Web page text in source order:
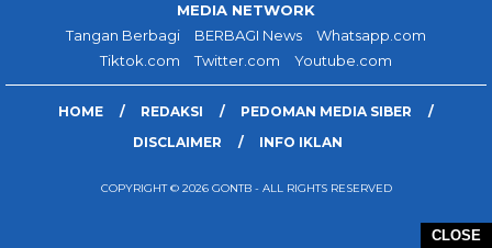
CLOSE
MEDIA NETWORK
Tangan Berbagi
BERBAGI News
Whatsapp.com
Tiktok.com
Twitter.com Youtube.com
HOME REDAKSI
PEDOMAN MEDIA SIBER
DISCLAIMER
INFO IKLAN
COPYRIGHT © 2026 GONTB - ALL RIGHTS RESERVED